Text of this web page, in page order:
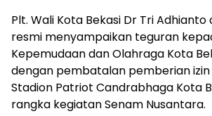
Plt. Wali Kota Bekasi Dr Tri
resmi menyampaikan teguran
Kepemudaan dan Olahraga Kota
dengan pembatalan pemberian
Stadion Patriot Candrabhaga Kota
rangka kegiatan Senam Nusantara.